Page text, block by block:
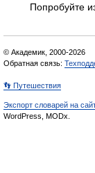
Попробуйте
© Академик, 2000-2026
Обратная связь:
👣 Путешествия
Экспорт словарей на
WordPress, MODx.